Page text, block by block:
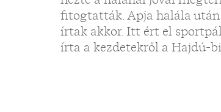
fitogtatták. Apja halála után
írtak akkor. Itt ért el
írta a kezdetekről a Hajdú-